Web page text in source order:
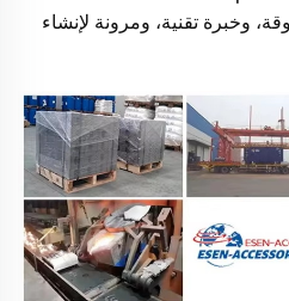
وخبرة تقنية، ومرونة لإنشاء